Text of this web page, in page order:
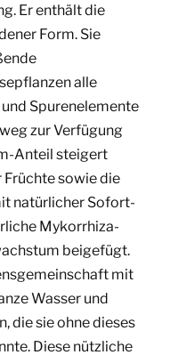
Er enthält die
Form. Sie
alle
Spurenelemente
zur Verfügung
Anteil steigert
Früchte sowie die
natürlicher Sofort-
Mykorrhiza-
beigefügt.
mit
Wasser und
die sie ohne dieses
Diese nützliche